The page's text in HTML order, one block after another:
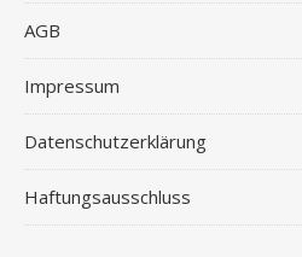
AGB
Impressum
Datenschutzerklärung
Haftungsausschluss